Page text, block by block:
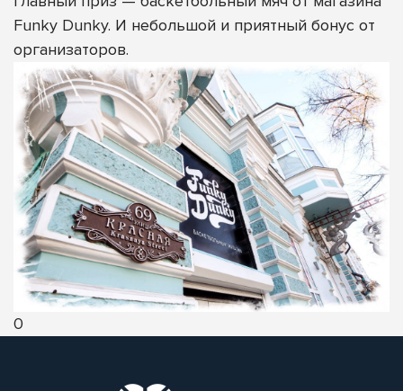
Funky Dunky. И небольшой и приятный бонус от
организаторов.
0